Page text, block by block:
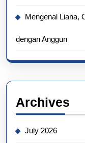
Mengenal Liana,
dengan Anggun
Archives
July 2026